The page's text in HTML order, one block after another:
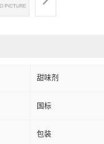
甜味剂
国标
包装